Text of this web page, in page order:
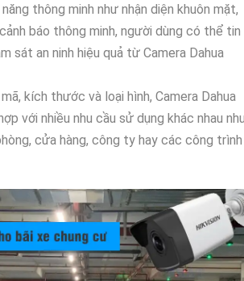
thông minh như nhận diện khuôn mặt,
báo thông minh, người dùng có thể tin
sát an ninh hiệu quả từ Camera Dahua
kích thước và loại hình, Camera Dahua
với nhiều nhu cầu sử dụng khác nhau
cửa hàng, công ty hay các công trình